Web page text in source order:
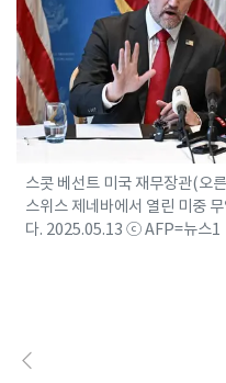
스콧 베선트 미국 재무장관(오
스위스 제네바에서 열린 미중
다. 2025.05.13 ⓒ AFP=뉴스1